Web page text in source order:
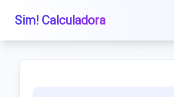
Sim! Calculadora